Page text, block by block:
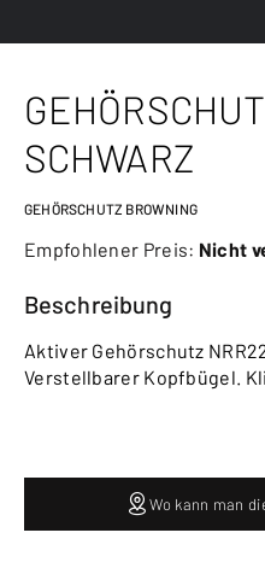
SCHWARZ
GEHÖRSCHUTZ BROWNING
Empfohlener Preis: Nicht
Beschreibung
Aktiver Gehörschutz
Verstellbarer Kopfbügel.
Wo kann man